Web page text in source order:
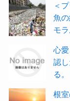
＜
魚
モ
心
認
る。
根